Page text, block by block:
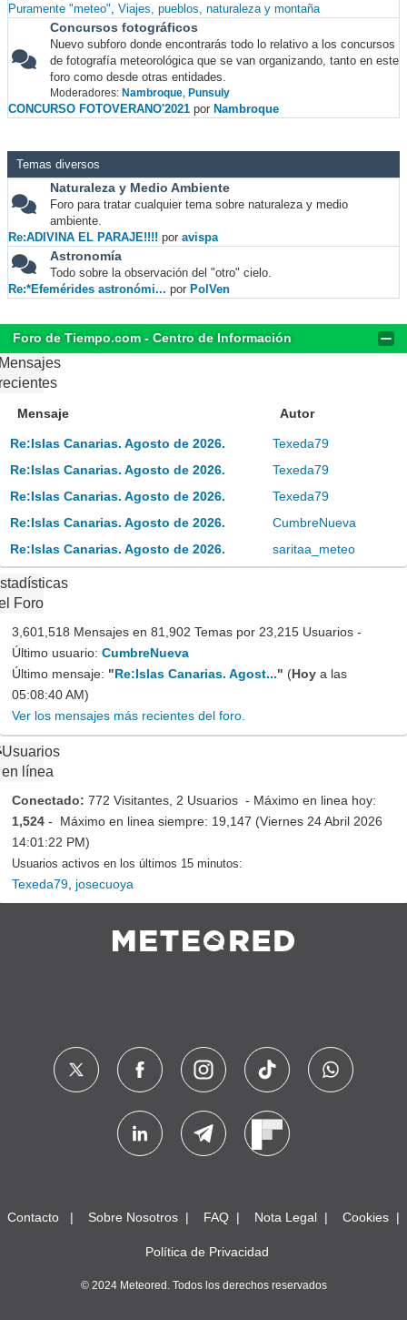
Puramente "meteo" Viajes, pueblos, naturaleza y montaña
Concursos fotográficos
Nuevo subforo donde encontrarás todo lo relativo a los concursos
de fotografía meteorológica que se van organizando, tanto en este
foro como desde otras entidades.
Moderadores: Nambroque, Punsuly
CONCURSO FOTOVERANO'2021 por Nambroque
Temas diversos
Naturaleza y Medio Ambiente
Foro para tratar cualquier tema sobre naturaleza y medio
ambiente.
Re:ADIVINA EL PARAJE!!!! por avispa
Astronomía
Todo sobre la observación del "otro" cielo.
Re:*Efemérides astronómi... por PolVen
Foro de Tiempo.com - Centro de Información
Mensaje Autor
Re:Islas Canarias. Agosto de 2026.
Texeda79
Re:Islas Canarias. Agosto de 2026.
Texeda79
Re:Islas Canarias. Agosto de 2026.
Texeda79
Re:Islas Canarias. Agosto de 2026.
CumbreNueva
Re:Islas Canarias. Agosto de 2026.
saritaa_meteo
Foro
3,601,518 Mensajes en 81,902 Temas por 23,215 Usuarios -
Último usuario: CumbreNueva
Último mensaje: "Re:Islas Canarias. Agost..." (Hoy a las
05:08:40 AM)
Ver los mensajes más recientes del foro.
Usuarios
en línea
Conectado: 772 Visitantes, 2 Usuarios - Máximo en linea hoy:
1,524 - Máximo en linea siempre: 19,147 (Viernes 24 Abril 2026
14:01:22 PM)
Usuarios activos en los últimos 15 minutos:
Texeda79 josecuoya
Contacto Sobre Nosotros FAQ Nota Legal Cookies
Política de Privacidad
© 2024 Meteored. Todos los derechos reservados